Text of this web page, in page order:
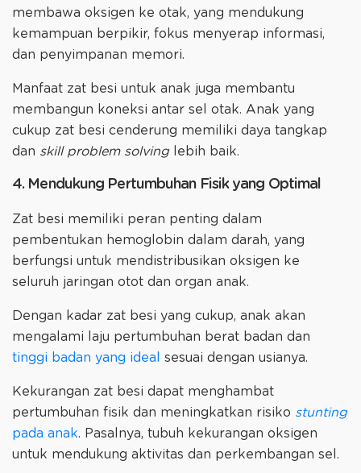
membawa oksigen ke otak, yang mendukung
kemampuan berpikir, fokus menyerap informasi,
dan penyimpanan memori.
Manfaat zat besi untuk anak juga membantu
membangun koneksi antar sel otak. Anak yang
cukup zat besi cenderung memiliki daya tangkap
dan skill problem solving lebih baik.
4. Mendukung Pertumbuhan Fisik yang Optimal
Zat besi memiliki peran penting dalam
pembentukan hemoglobin dalam darah, yang
berfungsi untuk mendistribusikan oksigen ke
seluruh jaringan otot dan organ anak.
Dengan kadar zat besi yang cukup, anak akan
mengalami laju pertumbuhan berat badan dan
tinggi badan yang ideal sesuai dengan usianya.
Kekurangan zat besi dapat menghambat
pertumbuhan fisik dan meningkatkan risiko stunting
pada anak. Pasalnya, tubuh kekurangan oksigen
untuk mendukung aktivitas dan perkembangan sel.